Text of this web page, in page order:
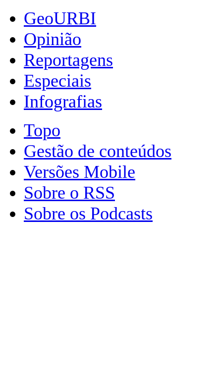
GeoURBI
Opinião
Reportagens
Especiais
Infografias
Topo
Gestão de conteúdos
Versões Mobile
Sobre o RSS
Sobre os Podcasts